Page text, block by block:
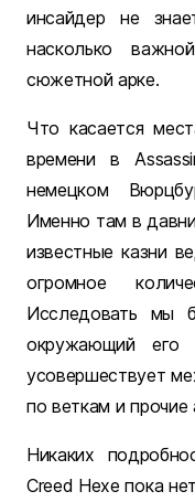
инсайдер не
насколько
сюжетной арке.
Что касается
времени в
немецком
Именно там в
известные казни
огромное
Исследовать мы
окружающий его
усовершествует
по веткам и прочие
Никаких
Creed Hexe пока